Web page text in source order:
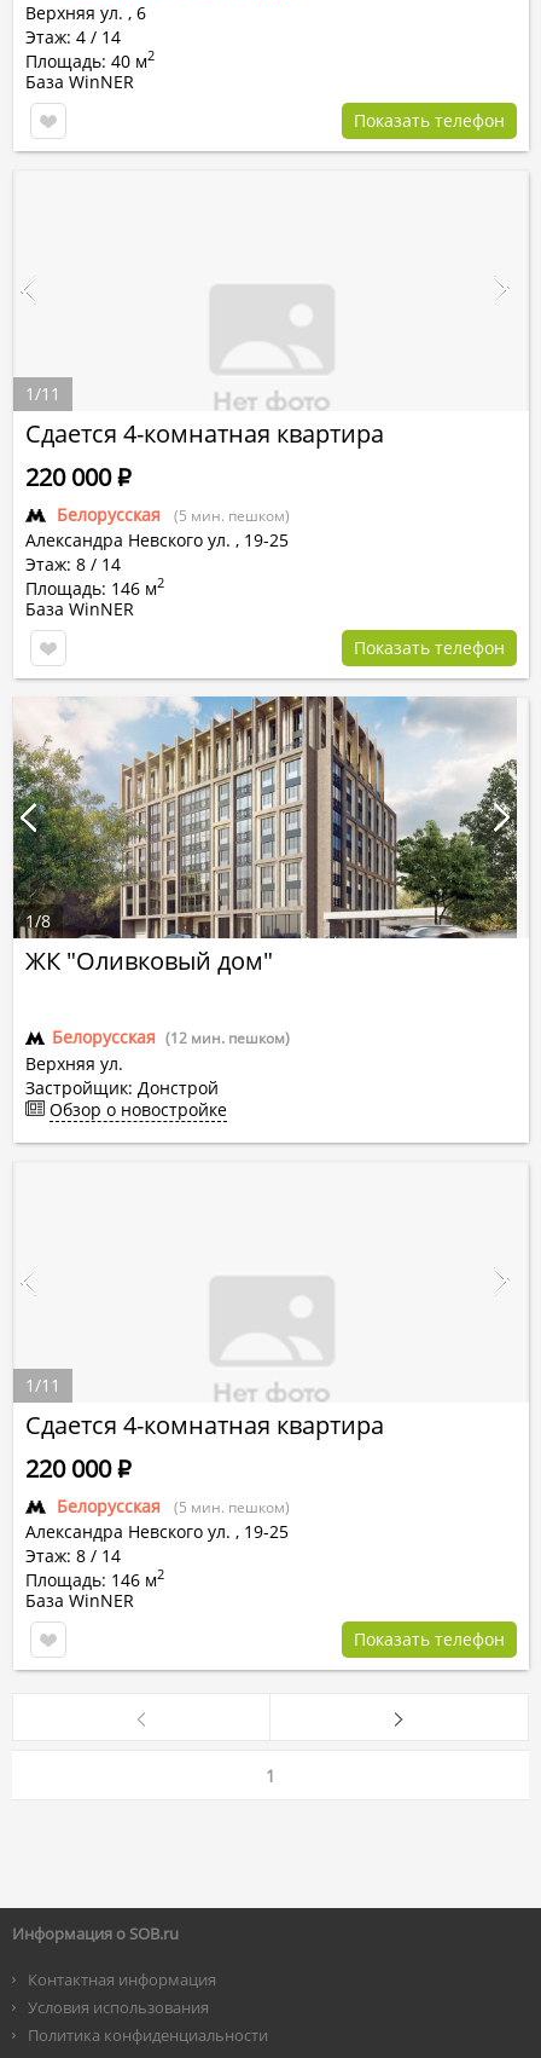
Верхняя ул. , 6
Этаж: 4 / 14
Площадь: 40 м2
База WinNER
Показать телефон
Сдается 4-комнатная квартира
Белорусская (5 мин. пешком)
Александра Невского ул. , 19-25
Этаж: 8 / 14
Площадь: 146 м2
220 000Р
База WinNER
Показать телефон
1/11
ЖК "Оливковый дом"
Белорусская (12 мин. пешком)
Верхняя ул.
Застройщик: Донстрой
Обзор о новостройке
1/8
Сдается 4-комнатная квартира
Белорусская (5 мин. пешком)
Александра Невского ул. , 19-25
Этаж: 8 / 14
Площадь: 146 м2
220 000Р
База WinNER
Показать телефон
1/11
1
Информация о SOB.ru
Контактная информация
Условия использования
Политика конфиденциальности